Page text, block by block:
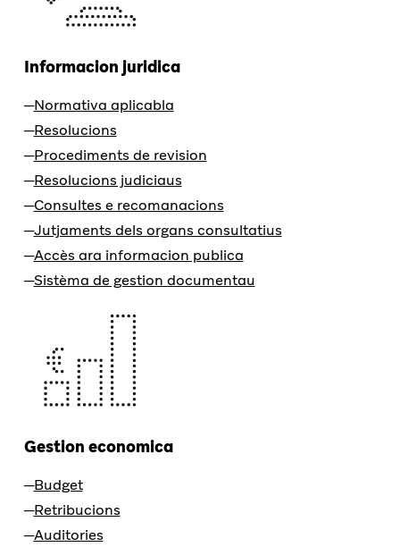
Informacion juridica
Normativa aplicabla
Resolucions
Procediments de revision
Resolucions judiciaus
Consultes e recomanacions
Jutjaments dels organs consultatius
Accès ara informacion publica
Sistèma de gestion documentau
Gestion economica
Budget
Retribucions
Auditories